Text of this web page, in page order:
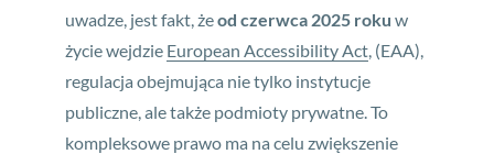
uwadze, jest fakt, żeod czerwca 2025 roku w
życie wejdzie European Accessibility Act , (EAA),
regulacja obejmująca nie tylko instytucje
publiczne, ale także podmioty prywatne. To
kompleksowe prawo ma na celu zwiększenie